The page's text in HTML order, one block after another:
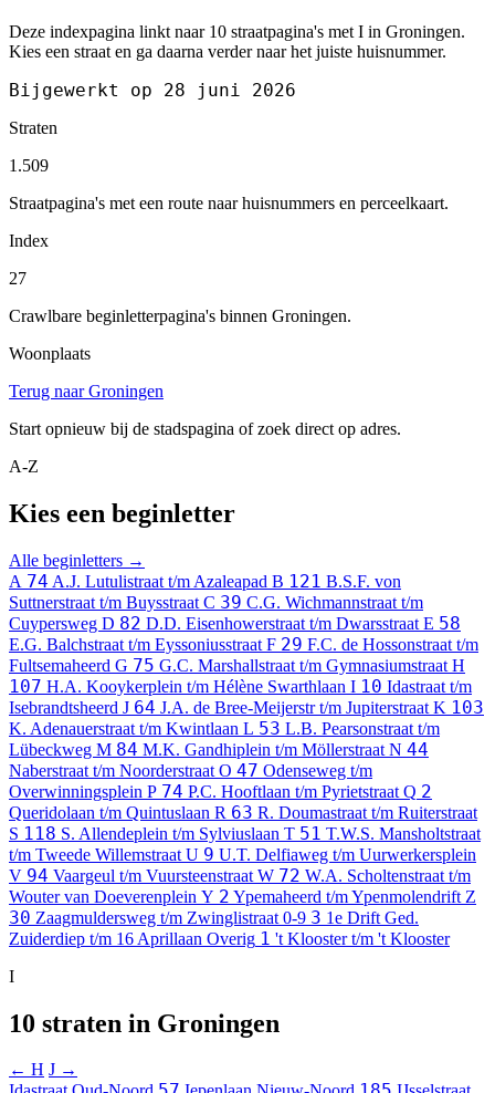
Deze indexpagina linkt naar 10 straatpagina's met I in Groningen.
Kies een straat en ga daarna verder naar het juiste huisnummer.
Bijgewerkt op 28 juni 2026
Straten
1.509
Straatpagina's met een route naar huisnummers en perceelkaart.
Index
27
Crawlbare beginletterpagina's binnen Groningen.
Woonplaats
Terug naar Groningen
Start opnieuw bij de stadspagina of zoek direct op adres.
A-Z
Kies een beginletter
Alle beginletters →
A 74 A.J. Lutulistraat t/m Azaleapad B 121 B.S.F. von
Suttnerstraat t/m Buysstraat C 39 C.G. Wichmannstraat t/m
Cuypersweg D 82 D.D. Eisenhowerstraat t/m Dwarsstraat E 58
E.G. Balchstraat t/m Eyssoniusstraat F 29 F.C. de Hossonstraat t/m
Fultsemaheerd G 75 G.C. Marshallstraat t/m Gymnasiumstraat H
107 H.A. Kooykerplein t/m Hélène Swarthlaan I 10 Idastraat t/m
Isebrandtsheerd J 64 J.A. de Bree-Meijerstr t/m Jupiterstraat K 103
K. Adenauerstraat t/m Kwintlaan L 53 L.B. Pearsonstraat t/m
Lübeckweg M 84 M.K. Gandhiplein t/m Möllerstraat N 44
Naberstraat t/m Noorderstraat O 47 Odenseweg t/m
Overwinningsplein P 74 P.C. Hooftlaan t/m Pyrietstraat Q 2
Queridolaan t/m Quintuslaan R 63 R. Doumastraat t/m Ruiterstraat
S 118 S. Allendeplein t/m Sylviuslaan T 51 T.W.S. Mansholtstraat
t/m Tweede Willemstraat U 9 U.T. Delfiaweg t/m Uurwerkersplein
V 94 Vaargeul t/m Vuursteenstraat W 72 W.A. Scholtenstraat t/m
Wouter van Doeverenplein Y 2 Ypemaheerd t/m Ypenmolendrift Z
30 Zaagmuldersweg t/m Zwinglistraat 0-9 3 1e Drift Ged.
Zuiderdiep t/m 16 Aprillaan Overig 1 't Klooster t/m 't Klooster
I
10 straten in Groningen
← H J →